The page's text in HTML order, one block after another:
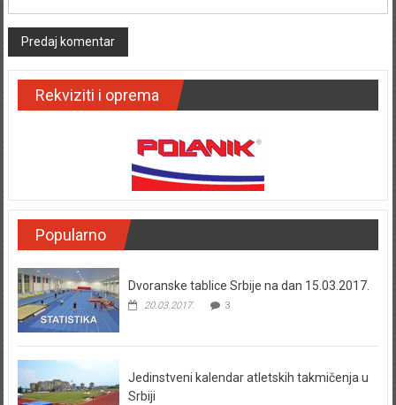
Rekviziti i oprema
Popularno
Dvoranske tablice Srbije na dan 15.03.2017.
20.03.2017. 3
Jedinstveni kalendar atletskih takmičenja u
Srbiji